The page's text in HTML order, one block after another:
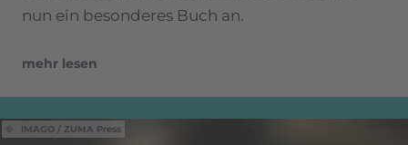
nun ein besonderes Buch an.
mehr lesen
IMAGO / ZUMA Press